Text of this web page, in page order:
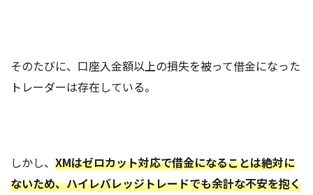
そのたびに、口座入金額以上の損失を被って借金になった
トレーダーは存在している。
しかし、 XMはゼロカット対応で借金になることは絶対に
ないため、ハイレバレッジトレードでも余計な不安を抱く